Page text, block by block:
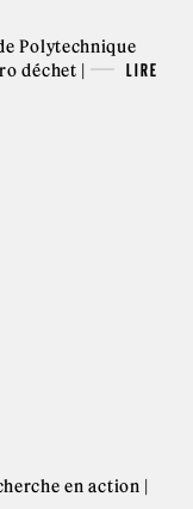
Polytechnique
déchet |
LIRE
en action |